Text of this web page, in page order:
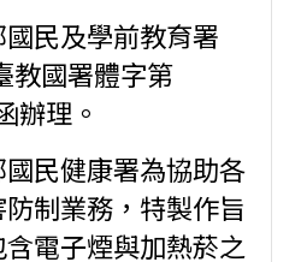
民及學前教育署
教國署體字第
辦理。
民健康署為協助各
制業務，特製作旨
電子煙與加熱菸之